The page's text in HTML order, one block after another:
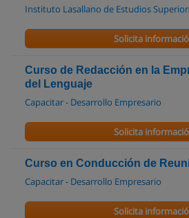
Instituto Lasallano de Estudios
Solicita
Curso de Redacción en la
del Lenguaje
Capacitar - Desarrollo Empresario
Solicita
Curso en Conducción de
Capacitar - Desarrollo Empresario
Solicita